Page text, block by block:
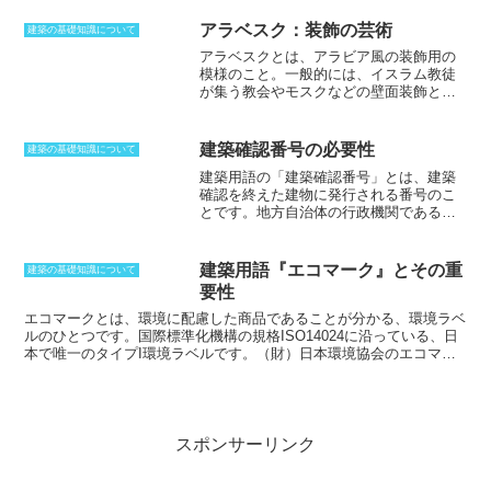
埋めて作られています。表面に木材が半
分ほど見えること、あるいは壁と木材の
部分が半分ずつ程度の見た目になること
からこの名称がつきました。日本の建築
様式で言えば、柱の厚さの中に壁を収め
ており、外壁を真壁にすると雨仕舞いな
に化粧部材を貼り付けてハーフティンバ
ー風の外観に仕上げることが多いです。
外観だけでなく内装にもハーフティンバ
建築の基礎知識について アラベスク：装飾の芸術
アラベスクとは、アラビア風の装飾用の
模様のこと。一般的には、イスラム教徒
が集う教会やモスクなどの壁面装飾とし
植物のつるや葉、花などを図案化した物
を組み合わせて、左右対称の模様を作
り、それを連続させた模様で構成されて
いる。幾何学模様の選択、整形、配列の
方法は、イスラム教の世界観に基づいて
パにも取り入れられ使用されるようにな
った。ただし、ヨーロッパのアラベスク
は、厳密なアラベスクとは異なり、ヨー
ロッパ風のアレンジが加えられている物
がほとんどである。
建築の基礎知識について 建築確認番号の必要性
建築用語の「建築確認番号」とは、建築
確認を終えた建物に発行される番号のこ
とです。地方自治体の行政機関である建
書とともに発行します。確認済み証に付
けられた番号で、交付日と並んで重要で
す。建築確認番号の頭の記号は指定確認
検査機関によって異なることから、この
番号を見るとどこの検査機関が検査を行
なったか推定できます。この番号は、建
ただし、ネット広告には建築確認番号の
記載は義務付けられていません。
建築の基礎知識について
建築用語『エコマーク』とその重
要性
エコマークとは 、環境に配慮した商品であることが分かる、環境ラベ
ルのひとつです。国際標準化機構の規格ISO14024に沿っている、日
本で唯一のタイプI環境ラベルです。（財）日本環境協会のエコマー
スポンサーリンク